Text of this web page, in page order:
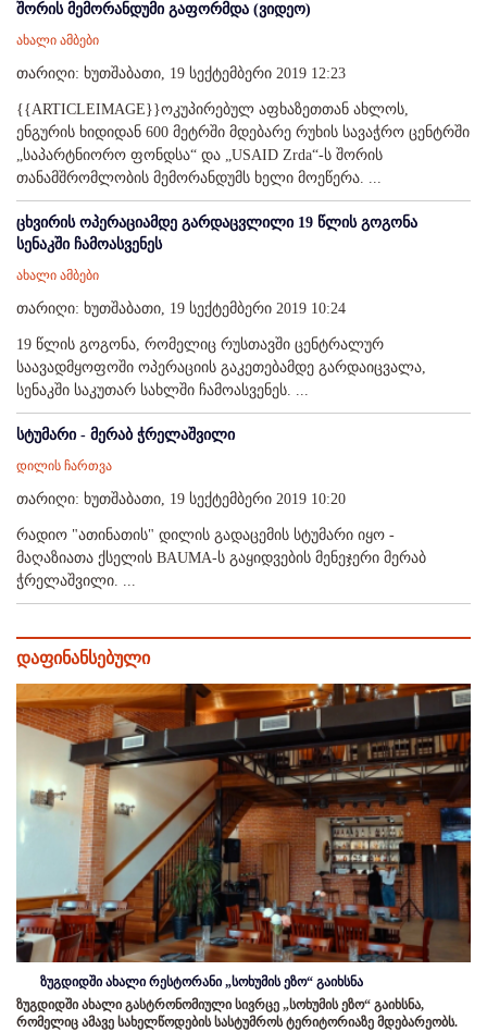
შორის მემორანდუმი გაფორმდა (ვიდეო)
ახალი ამბები
თარიღი: ხუთშაბათი, 19 სექტემბერი 2019 12:23
{{ARTICLEIMAGE}}ოკუპირებულ აფხაზეთთან ახლოს,
ენგურის ხიდიდან 600 მეტრში მდებარე რუხის სავაჭრო ცენტრში
„საპარტნიორო ფონდსა“ და „USAID Zrda“-ს შორის
თანამშრომლობის მემორანდუმს ხელი მოეწერა. ...
ცხვირის ოპერაციამდე გარდაცვლილი 19 წლის გოგონა
სენაკში ჩამოასვენეს
ახალი ამბები
თარიღი: ხუთშაბათი, 19 სექტემბერი 2019 10:24
19 წლის გოგონა, რომელიც რუსთავში ცენტრალურ
საავადმყოფოში ოპერაციის გაკეთებამდე გარდაიცვალა,
სენაკში საკუთარ სახლში ჩამოასვენეს. ...
სტუმარი - მერაბ ჭრელაშვილი
დილის ჩართვა
თარიღი: ხუთშაბათი, 19 სექტემბერი 2019 10:20
რადიო "ათინათის" დილის გადაცემის სტუმარი იყო -
მაღაზიათა ქსელის BAUMA-ს გაყიდვების მენეჯერი მერაბ
ჭრელაშვილი. ...
დაფინანსებული
ზუგდიდში ახალი რესტორანი „სოხუმის ეზო“ გაიხსნა
ზუგდიდში ახალი გასტრონომიული სივრცე „სოხუმის ეზო“ გაიხსნა,
რომელიც ამავე სახელწოდების სასტუმროს ტერიტორიაზე მდებარეობს.